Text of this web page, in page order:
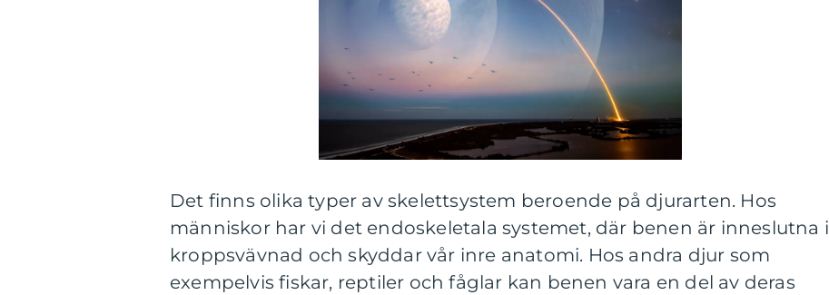
Det finns olika typer av skelettsystem beroende på djurarten. Hos
människor har vi det endoskeletala systemet, där benen är inneslutna i
kroppsvävnad och skyddar vår inre anatomi. Hos andra djur som
exempelvis fiskar, reptiler och fåglar kan benen vara en del av deras